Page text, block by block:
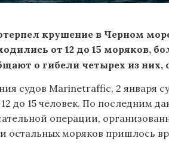
крушение в Черном
от 12 до 15 моряков,
о гибели четырех из них,
судов Marinetraffic, 2 января
до 15 человек. По последним
операции,
моряков пришлось